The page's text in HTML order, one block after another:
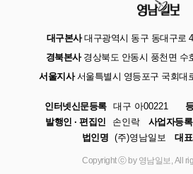
대구본사대구광역시 동구 동대구로
경북본사경상북도 안동시 풍천면 수
서울지사서울특별시 영등포구 국회대
인터넷신문등록 대구 아00221
발행인 · 편집인
손인락 사업자등
법인명 (주)영남일보 대
Copyright ⓒ by 영남일보, All